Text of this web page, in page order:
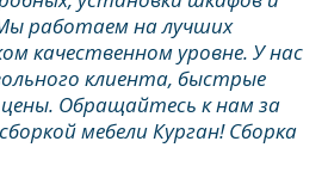
работаем на лучших
качественном уровне. У нас
клиента, быстрые
Обращайтесь к нам за
мебели Курган! Сборка